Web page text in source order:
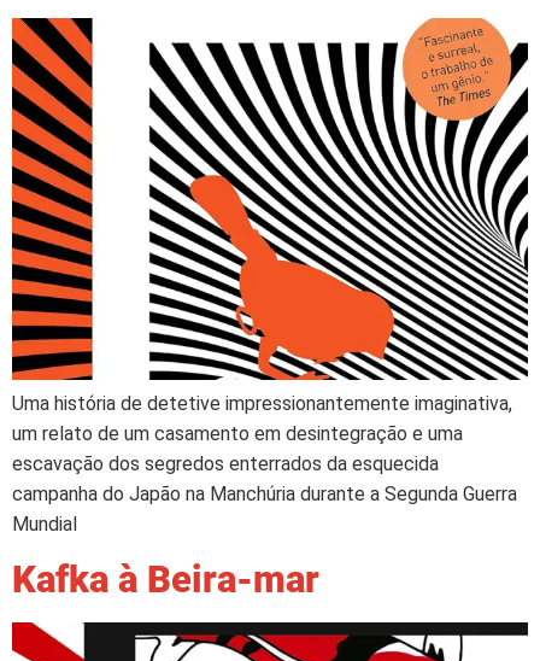
Uma história de detetive impressionantemente imaginativa,
um relato de um casamento em desintegração e uma
escavação dos segredos enterrados da esquecida
campanha do Japão na Manchúria durante a Segunda Guerra
Mundial
Kafka à Beira-mar